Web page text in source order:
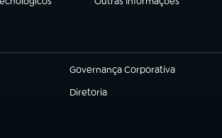
(abre em nova aba)
Governança Corporativa
(abre em nova aba)
Diretoria
(abre em nova aba)